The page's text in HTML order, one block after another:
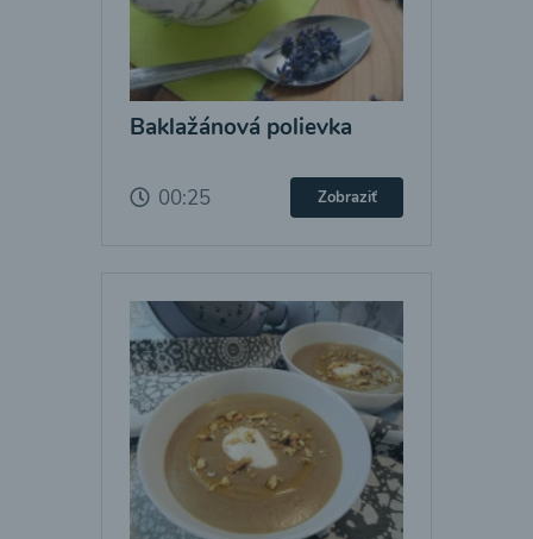
Baklažánová polievka
00:25 Zobraziť